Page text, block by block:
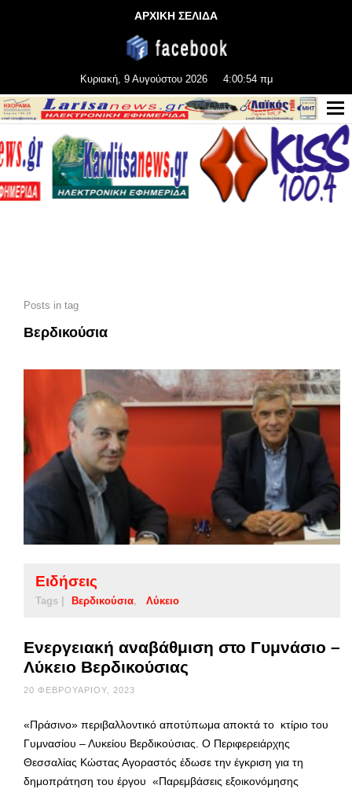
ΑΡΧΙΚΗ ΣΕΛΙΔΑ
Κυριακή, 9 Αυγούστου 2026 4:00:56 πμ
Posts in tag
Βερδικούσια
Ειδήσεις
Tags | Βερδικούσια Λύκειο
Ενεργειακή αναβάθμιση στο Γυμνάσιο –
Λύκειο Βερδικούσιας
20 ΦΕΒΡΟΥΑΡΊΟΥ, 2023
«Πράσινο» περιβαλλοντικό αποτύπωμα αποκτά το κτίριο του
Γυμνασίου – Λυκείου Βερδικούσιας. Ο Περιφερειάρχης
Θεσσαλίας Κώστας Αγοραστός έδωσε την έγκριση για τη
δημοπράτηση του έργου «Παρεμβάσεις εξοικονόμησης